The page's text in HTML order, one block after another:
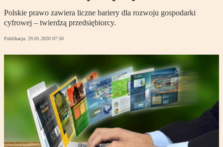
Polskie prawo zawiera liczne bariery dla rozwoju gospodarki
cyfrowej – twierdzą przedsiębiorcy.
Publikacja: 29.01.2020 07:50